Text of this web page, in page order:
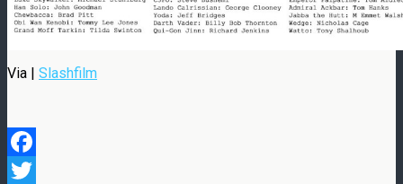
Via | Slashfilm
Facebook